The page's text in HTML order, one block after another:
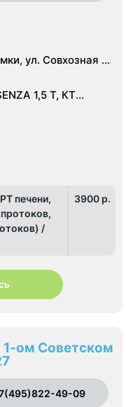
ул. Совхозная 4,
1,5 Т, КТ
печени,
/
3900 p.
ом Советском
49-09